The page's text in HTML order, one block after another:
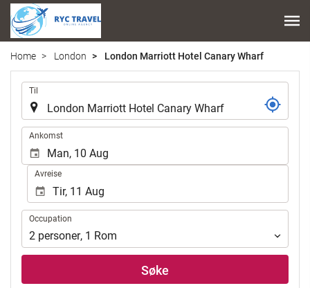
Home London London Marriott Hotel Canary Wharf
Til
Ankomst
Avreise
Occupation
Occupation
2 personer, 1 Rom
Søke